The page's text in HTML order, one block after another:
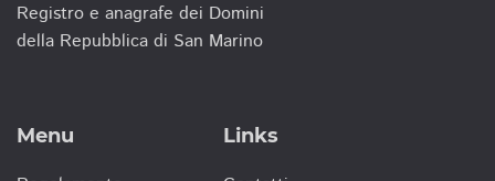
Registro e anagrafe dei Domini
della Repubblica di San Marino
Menu Links